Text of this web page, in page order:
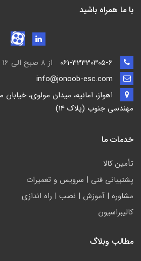
با ما همراه باشید
از 8 صبح الی 16
اهواز، امانیه، میدان مولوی،
مهندسی جنوب (پلاک 14)
خدمات ما
تأمين كالا
پشتيباني فني | سرويس و تعمیرات
مشاوره | آموزش | نصب | راه اندازی
کالیبراسیون
مطالب وبلاگ